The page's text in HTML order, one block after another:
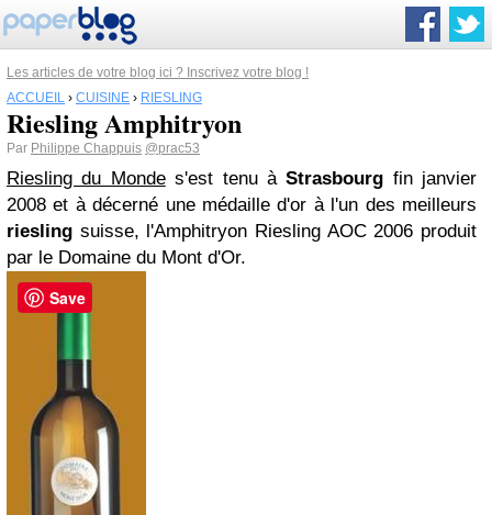
Les articles de votre blog ici ? Inscrivez votre blog !
ACCUEIL › CUISINE › RIESLING
Riesling Amphitryon
Par Philippe Chappuis @prac53
Riesling du Mondes'est tenu àStrasbourg fin janvier
2008 et à décerné une médaille d'or à l'un des meilleurs
riesling suisse, l'Amphitryon Riesling AOC 2006 produit
par le Domaine du Mont d'Or.
Save